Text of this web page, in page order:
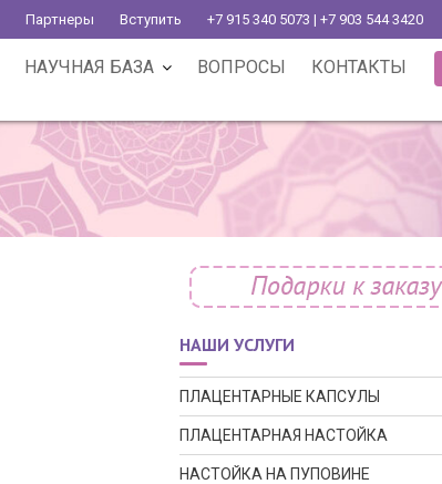
Партнеры Вступить +7 915 340 5073 | +7 903 544 3420
НАУЧНАЯ БАЗА ВОПРОСЫ КОНТАКТЫ
НАШИ УСЛУГИ
ПЛАЦЕНТАРНЫЕ КАПСУЛЫ
ПЛАЦЕНТАРНАЯ НАСТОЙКА
НАСТОЙКА НА ПУПОВИНЕ